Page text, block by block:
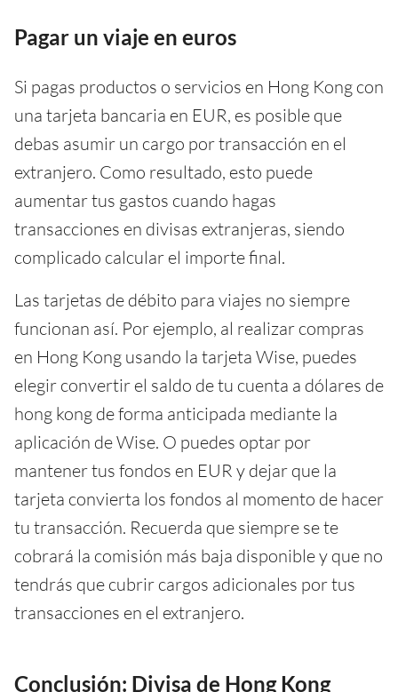
Pagar un viaje en euros
Si pagas productos o servicios en Hong Kong con
una tarjeta bancaria en EUR, es posible que
debas asumir un cargo por transacción en el
extranjero. Como resultado, esto puede
aumentar tus gastos cuando hagas
transacciones en divisas extranjeras, siendo
complicado calcular el importe final.
Las tarjetas de débito para viajes no siempre
funcionan así. Por ejemplo, al realizar compras
en Hong Kong usando la tarjeta Wise, puedes
elegir convertir el saldo de tu cuenta a dólares de
hong kong de forma anticipada mediante la
aplicación de Wise. O puedes optar por
mantener tus fondos en EUR y dejar que la
tarjeta convierta los fondos al momento de hacer
tu transacción. Recuerda que siempre se te
cobrará la comisión más baja disponible y que no
tendrás que cubrir cargos adicionales por tus
transacciones en el extranjero.
Conclusión: Divisa de Hong Kong